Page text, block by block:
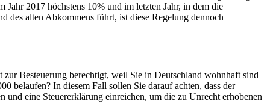
2017 höchstens 10% und im letzten Jahr, in dem die
des alten Abkommens führt, ist diese Regelung dennoch
Besteuerung berechtigt, weil Sie in Deutschland wohnhaft sind
belaufen? In diesem Fall sollen Sie darauf achten, dass der
und eine Steuererklärung einreichen, um die zu Unrecht erhobenen